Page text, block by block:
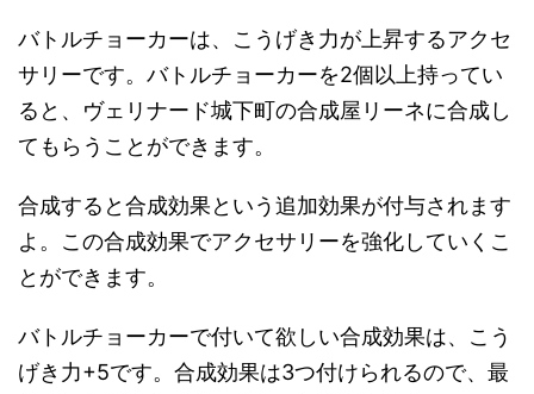
バトルチョーカーは、こうげき力が上昇するアクセ
サリーです。バトルチョーカーを2個以上持ってい
ると、ヴェリナード城下町の合成屋リーネに合成し
てもらうことができます。
合成すると合成効果という追加効果が付与されます
よ。この合成効果でアクセサリーを強化していくこ
とができます。
バトルチョーカーで付いて欲しい合成効果は、こう
げき力+5です。合成効果は3つ付けられるので、最